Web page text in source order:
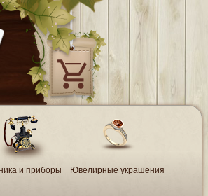
—
и приборы Ювелирные украшения